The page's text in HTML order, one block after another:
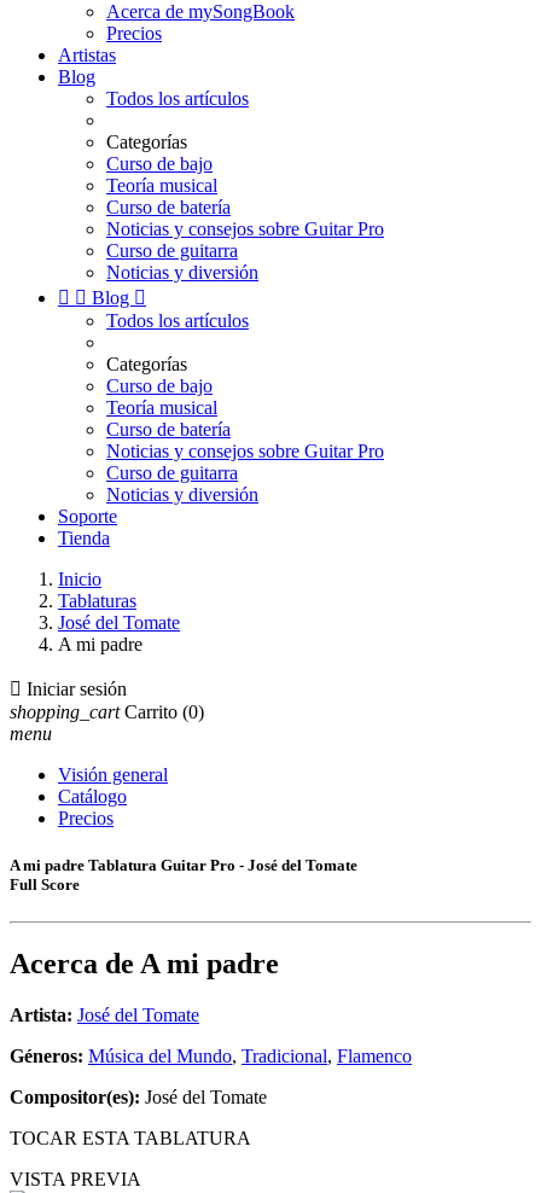
Acerca de mySongBook
Precios
Artistas
Blog
Todos los artículos
Categorías
Curso de bajo
Teoría musical
Curso de batería
Noticias y consejos sobre Guitar Pro
Curso de guitarra
Noticias y diversión
  Blog 
Todos los artículos
Categorías
Curso de bajo
Teoría musical
Curso de batería
Noticias y consejos sobre Guitar Pro
Curso de guitarra
Noticias y diversión
Soporte
Tienda
Inicio
Tablaturas
José del Tomate
A mi padre
 Iniciar sesión
shopping_cart Carrito (0)
menu
Visión general
Catálogo
Precios
A mi padre Tablatura Guitar Pro - José del Tomate
Full Score
Acerca de A mi padre
Artista: José del Tomate
Géneros: Música del Mundo, Tradicional, Flamenco
Compositor(es): José del Tomate
TOCAR ESTA TABLATURA
VISTA PREVIA